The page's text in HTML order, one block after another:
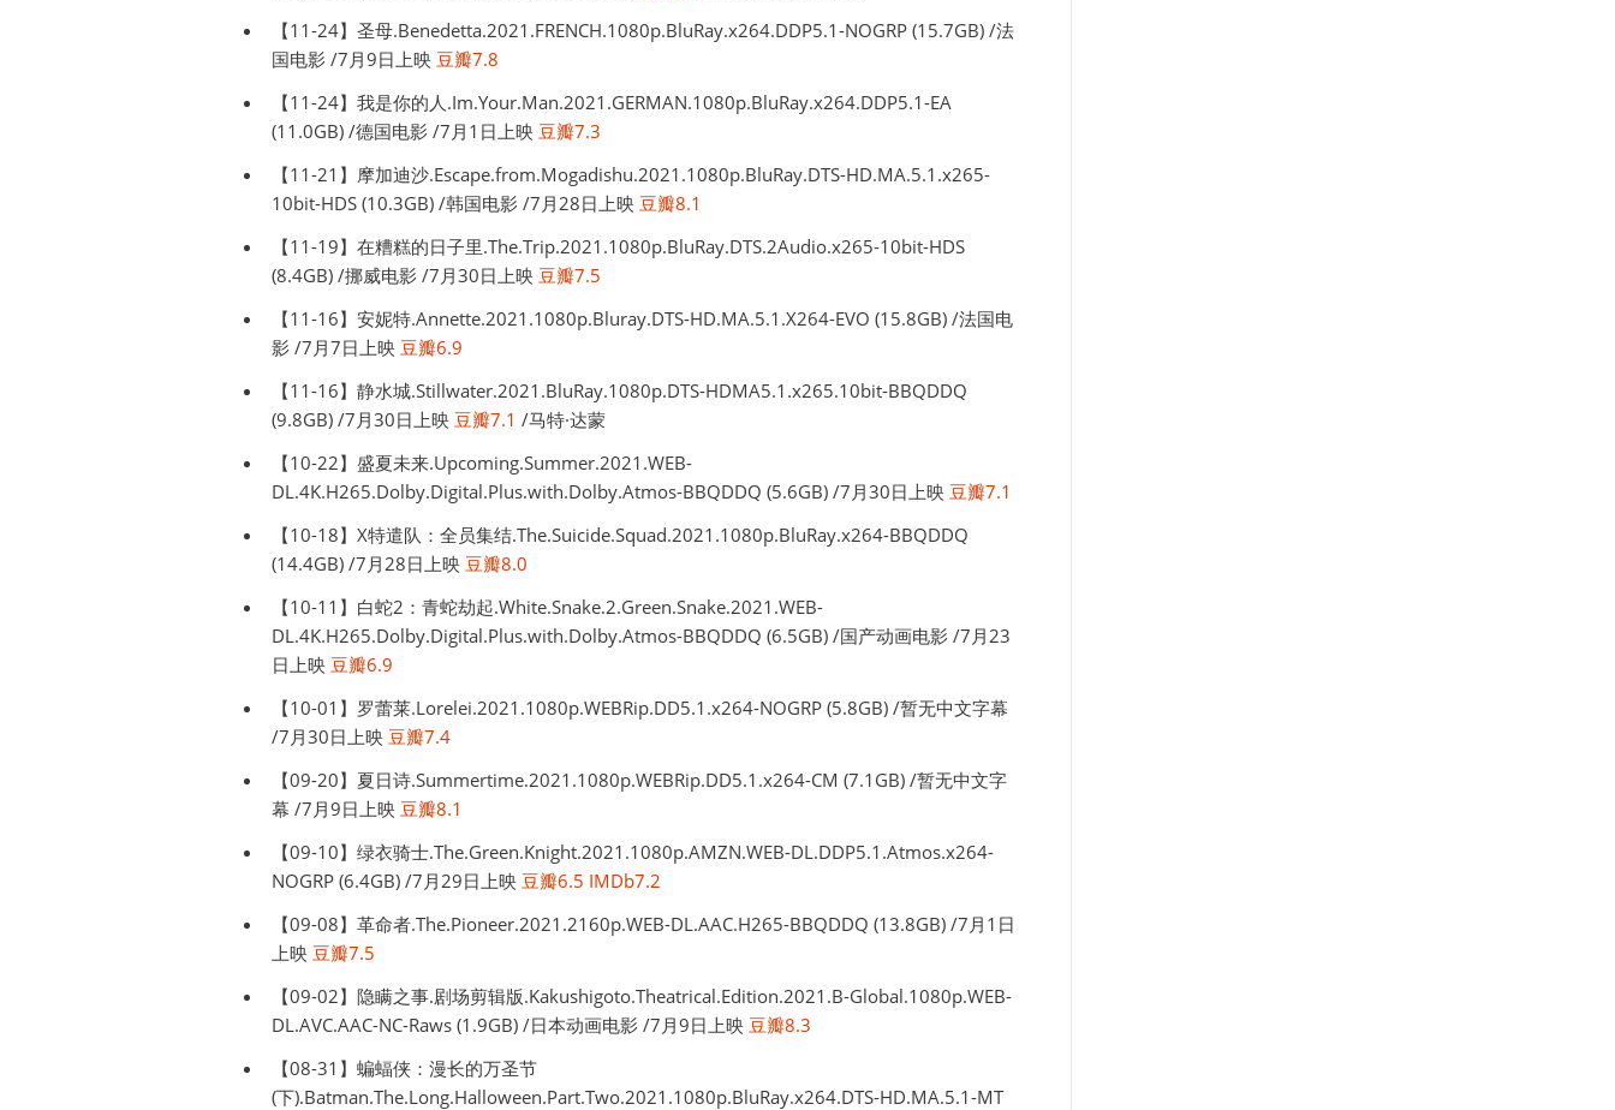
【11-24】圣母.Benedetta.2021.FRENCH.1080p.BluRay.x264.DDP5.1-NOGRP (15.7GB) /法
国电影 /7月9日上映 豆瓣7.8
【11-24】我是你的人.Im.Your.Man.2021.GERMAN.1080p.BluRay.x264.DDP5.1-EA
(11.0GB) /德国电影 /7月1日上映 豆瓣7.3
【11-21】摩加迪沙.Escape.from.Mogadishu.2021.1080p.BluRay.DTS-HD.MA.5.1.x265-
10bit-HDS (10.3GB) /韩国电影 /7月28日上映 豆瓣8.1
【11-19】在糟糕的日子里.The.Trip.2021.1080p.BluRay.DTS.2Audio.x265-10bit-HDS
(8.4GB) /挪威电影 /7月30日上映 豆瓣7.5
【11-16】安妮特.Annette.2021.1080p.Bluray.DTS-HD.MA.5.1.X264-EVO (15.8GB) /法国电
影 /7月7日上映 豆瓣6.9
【11-16】静水城.Stillwater.2021.BluRay.1080p.DTS-HDMA5.1.x265.10bit-BBQDDQ
(9.8GB) /7月30日上映 豆瓣7.1 /马特·达蒙
【10-22】盛夏未来.Upcoming.Summer.2021.WEB-
DL.4K.H265.Dolby.Digital.Plus.with.Dolby.Atmos-BBQDDQ (5.6GB) /7月30日上映 豆瓣7.1
【10-18】X特遣队：全员集结.The.Suicide.Squad.2021.1080p.BluRay.x264-BBQDDQ
(14.4GB) /7月28日上映 豆瓣8.0
【10-11】白蛇2：青蛇劫起.White.Snake.2.Green.Snake.2021.WEB-
DL.4K.H265.Dolby.Digital.Plus.with.Dolby.Atmos-BBQDDQ (6.5GB) /国产动画电影 /7月23
日上映 豆瓣6.9
【10-01】罗蕾莱.Lorelei.2021.1080p.WEBRip.DD5.1.x264-NOGRP (5.8GB) /暂无中文字幕
/7月30日上映 豆瓣7.4
【09-20】夏日诗.Summertime.2021.1080p.WEBRip.DD5.1.x264-CM (7.1GB) /暂无中文字
幕 /7月9日上映 豆瓣8.1
【09-10】绿衣骑士.The.Green.Knight.2021.1080p.AMZN.WEB-DL.DDP5.1.Atmos.x264-
NOGRP (6.4GB) /7月29日上映 豆瓣6.5 IMDb7.2
【09-08】革命者.The.Pioneer.2021.2160p.WEB-DL.AAC.H265-BBQDDQ (13.8GB) /7月1日
上映 豆瓣7.5
【09-02】隐瞒之事.剧场剪辑版.Kakushigoto.Theatrical.Edition.2021.B-Global.1080p.WEB-
DL.AVC.AAC-NC-Raws (1.9GB) /日本动画电影 /7月9日上映 豆瓣8.3
【08-31】蝙蝠侠：漫长的万圣节
(下).Batman.The.Long.Halloween.Part.Two.2021.1080p.BluRay.x264.DTS-HD.MA.5.1-MT